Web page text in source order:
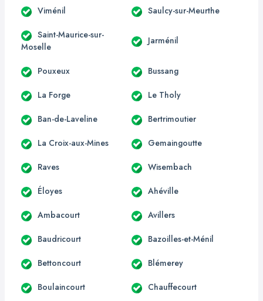
Viménil Saulcy-sur-Meurthe
Saint-Maurice-sur-
Moselle
Jarménil
Pouxeux Bussang
La Forge Le Tholy
Ban-de-Laveline Bertrimoutier
La Croix-aux-Mines Gemaingoutte
Raves Wisembach
Éloyes Ahéville
Ambacourt Avillers
Baudricourt Bazoilles-et-Ménil
Bettoncourt Blémerey
Boulaincourt Chauffecourt